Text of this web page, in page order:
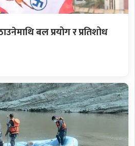
बल प्रयोग र प्रतिशोध